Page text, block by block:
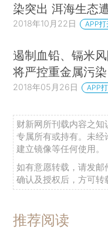
染突出 洱海生态
2018年10月22日 APP打
遏制血铅、镉米
将严控重金属污染
2018年05月26日 APP
财新网所刊载内容之
专属所有或持有。未经
建立镜像等任何使用。
如有意愿转载，请发邮
确认及授权后，方可转
推荐阅读